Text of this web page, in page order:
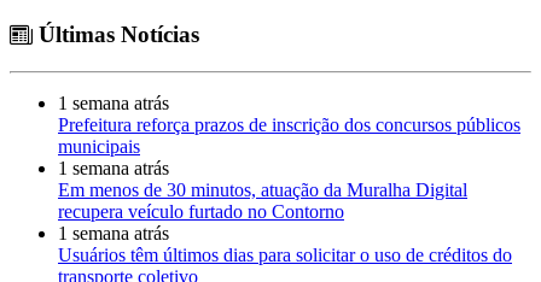
Últimas Notícias
1 semana atrás
Prefeitura reforça prazos de inscrição dos concursos públicos
municipais
1 semana atrás
Em menos de 30 minutos, atuação da Muralha Digital
recupera veículo furtado no Contorno
1 semana atrás
Usuários têm últimos dias para solicitar o uso de créditos do
transporte coletivo